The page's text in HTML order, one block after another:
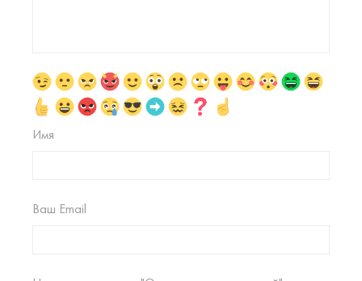
Имя
Ваш Email